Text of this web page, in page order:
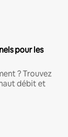
pour les
? Trouvez
débit et